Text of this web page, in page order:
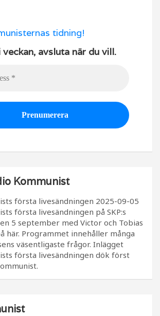
tidning!
veckan, avsluta när du vill.
Kommunist
första livesändningen 2025-09-05
första livesändningen på SKP:s
5 september med Victor och Tobias
här. Programmet innehåller många
väsentligaste frågor. Inlägget
första livesändningen dök först